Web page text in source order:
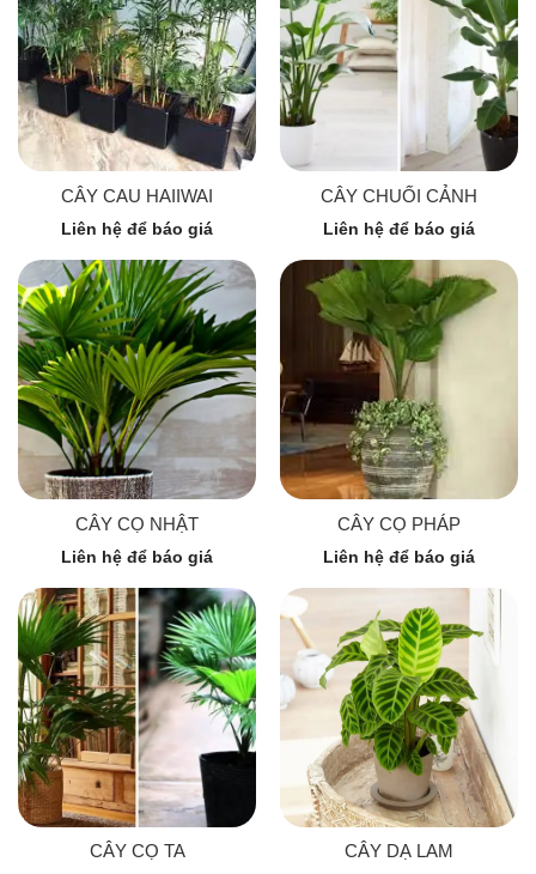
CÂY CAU HAIIWAI
Liên hệ để báo giá
CÂY CHUỐI CẢNH
Liên hệ để báo giá
CÂY CỌ NHẬT
Liên hệ để báo giá
CÂY CỌ PHÁP
Liên hệ để báo giá
CÂY CỌ TA CÂY DẠ LAM